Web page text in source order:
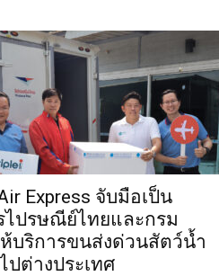
Express จับมือเป็น
ปรษณีย์ไทยและกรม
ห้บริการขนส่งด่วนสัตว์น้ำ
ปต่างประเทศ